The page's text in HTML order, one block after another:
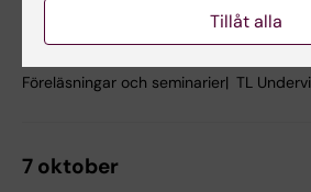
fokus på reflekterande och dialogiskt
med Amani Eltayb,…
Föreläsningar och seminarier TL
7 oktober
Tillåt alla